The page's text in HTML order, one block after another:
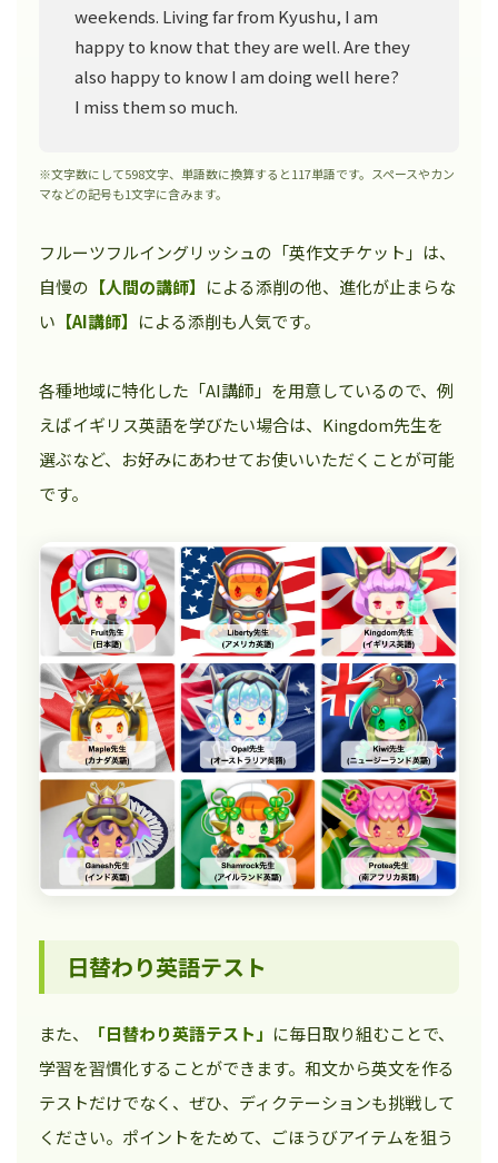
weekends. Living far from Kyushu, I am
happy to know that they are well. Are they
also happy to know I am doing well here?
I miss them so much.
※文字数にして598文字、単語数に換算すると117単語です。スペースやカン
マなどの記号も1文字に含みます。
フルーツフルイングリッシュの「英作文チケット」は、
自慢の 【人間の講師】 による添削の他、進化が止まらな
い 【AI講師】 による添削も人気です。
各種地域に特化した「AI講師」を用意しているので、例
えばイギリス英語を学びたい場合は、Kingdom先生を
選ぶなど、お好みにあわせてお使いいただくことが可能
です。
日替わり英語テスト
また、 「日替わり英語テスト」 に毎日取り組むことで、
学習を習慣化することができます。和文から英文を作る
テストだけでなく、ぜひ、ディクテーションも挑戦して
ください。ポイントをためて、ごほうびアイテムを狙う